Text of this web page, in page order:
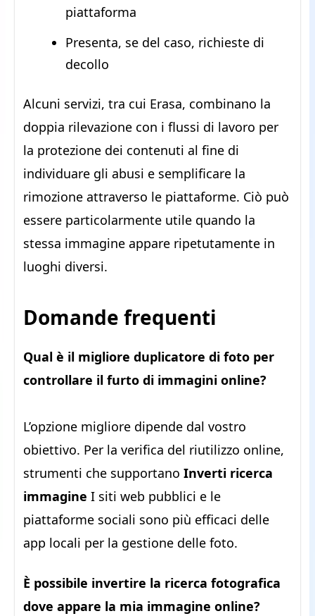
piattaforma
Presenta, se del caso, richieste di
decollo
Alcuni servizi, tra cui Erasa, combinano la
doppia rilevazione con i flussi di lavoro per
la protezione dei contenuti al fine di
individuare gli abusi e semplificare la
rimozione attraverso le piattaforme. Ciò può
essere particolarmente utile quando la
stessa immagine appare ripetutamente in
luoghi diversi.
Domande frequenti
Qual è il migliore duplicatore di foto per
controllare il furto di immagini online?
L’opzione migliore dipende dal vostro
obiettivo. Per la verifica del riutilizzo online,
strumenti che supportano Inverti ricerca
immagine I siti web pubblici e le
piattaforme sociali sono più efficaci delle
app locali per la gestione delle foto.
È possibile invertire la ricerca fotografica
dove appare la mia immagine online?